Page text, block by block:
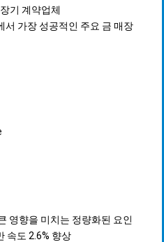
기 계약업체
가장 성공적인 주요 금 매장
영향을 미치는 정량화된 요인
속도 2.6% 향상